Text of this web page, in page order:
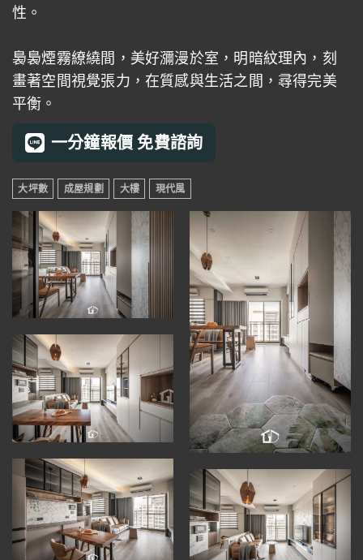
性。
裊裊煙霧繚繞間，美好瀰漫於室，明暗紋理內，刻
畫著空間視覺張力，在質感與生活之間，尋得完美
平衡。
一分鐘報價 免費諮詢
大坪數 成屋規劃 大樓 現代風